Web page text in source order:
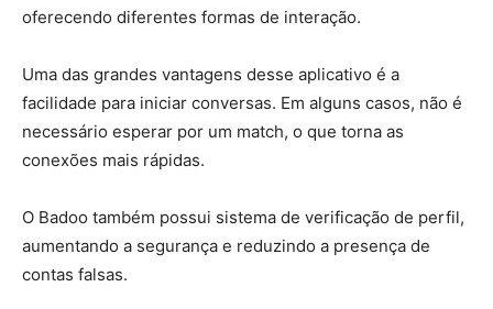
oferecendo diferentes formas de interação.
Uma das grandes vantagens desse aplicativo é a
facilidade para iniciar conversas. Em alguns casos, não é
necessário esperar por um match, o que torna as
conexões mais rápidas.
O Badoo também possui sistema de verificação de perfil,
aumentando a segurança e reduzindo a presença de
contas falsas.